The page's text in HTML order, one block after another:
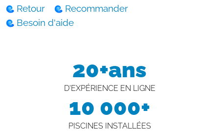
Retour
Recommander
Besoin d'aide
20+ans
D'EXPÉRIENCE EN LIGNE
10 000+
PISCINES INSTALLÉES